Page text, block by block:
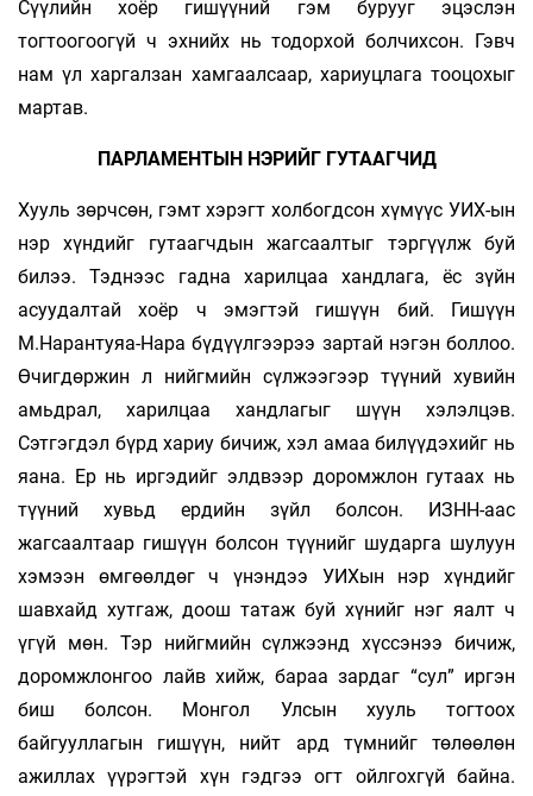
Сүүлийн хоёр гишүүний гэм бурууг эцэслэн
тогтоогоогүй ч эхнийх нь тодорхой болчихсон. Гэвч
нам үл харгалзан хамгаалсаар, хариуцлага тооцохыг
мартав.
ПАРЛАМЕНТЫН НЭРИЙГ ГУТААГЧИД
Хууль зөрчсөн, гэмт хэрэгт холбогдсон хүмүүс УИХ-ын
нэр хүндийг гутаагчдын жагсаалтыг тэргүүлж буй
билээ. Тэднээс гадна харилцаа хандлага, ёс зүйн
асуудалтай хоёр ч эмэгтэй гишүүн бий. Гишүүн
М.Нарантуяа-Нара бүдүүлгээрээ зартай нэгэн боллоо.
Өчигдөржин л нийгмийн сүлжээгээр түүний хувийн
амьдрал, харилцаа хандлагыг шүүн хэлэлцэв.
Сэтгэгдэл бүрд хариу бичиж, хэл амаа билүүдэхийг нь
яана. Ер нь иргэдийг элдвээр доромжлон гутаах нь
түүний хувьд ердийн зүйл болсон. ИЗНН-аас
жагсаалтаар гишүүн болсон түүнийг шударга шулуун
хэмээн өмгөөлдөг ч үнэндээ УИХын нэр хүндийг
шавхайд хутгаж, доош татаж буй хүнийг нэг яалт ч
үгүй мөн. Тэр нийгмийн сүлжээнд хүссэнээ бичиж,
доромжлонгоо лайв хийж, бараа зардаг “сул” иргэн
биш болсон. Монгол Улсын хууль тогтоох
байгууллагын гишүүн, нийт ард түмнийг төлөөлөн
ажиллах үүрэгтэй хүн гэдгээ огт ойлгохгүй байна.